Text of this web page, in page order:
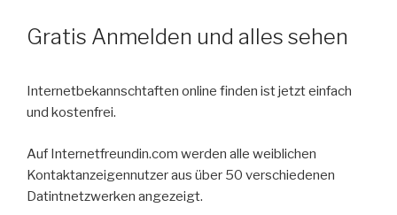
Gratis Anmelden und alles sehen
Internetbekannschtaften online finden ist jetzt einfach
und kostenfrei.
Auf Internetfreundin.com werden alle weiblichen
Kontaktanzeigennutzer aus über 50 verschiedenen
Datintnetzwerken angezeigt.